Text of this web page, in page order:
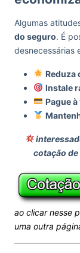
Algumas
do seguro. É
desnecessárias
Reduza
Instale
Pague
cotação
ao clicar nesse
uma outra